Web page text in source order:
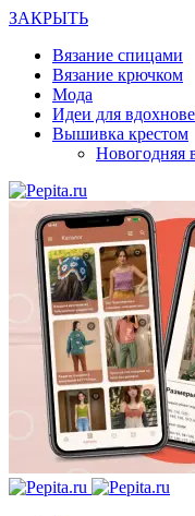
ЗАКРЫТЬ
Вязание спицами
Вязание крючком
Мода
Идеи для
Вышивка крестом
Новогодняя